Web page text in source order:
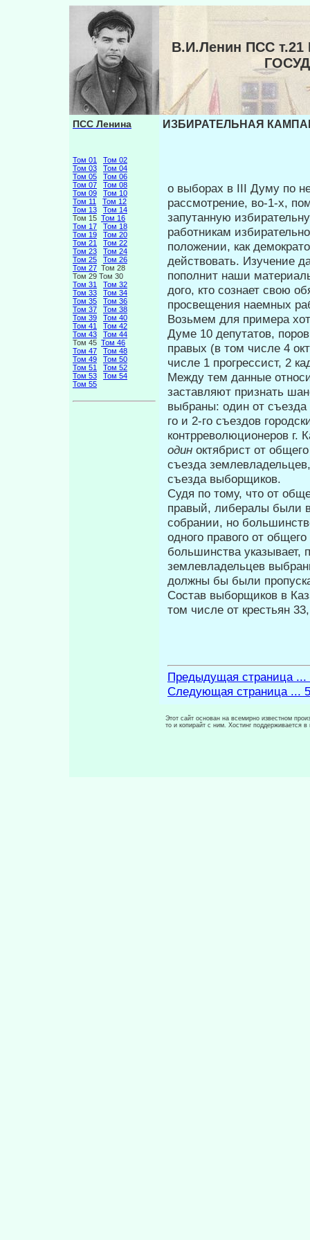
В.И.Ленин ПСС
ПСС Ленина
Том 01
Том 02
Том 03
Том 04
Том 05
Том 06
Том 07
Том 08
Том 09
Том 10
Том 11
Том 12
Том 13
Том 14
Том 15 Том 16
Том 17
Том 18
Том 19
Том 20
Том 21
Том 22
Том 23
Том 24
Том 25
Том 26
Том 27 Том 28
Том 29 Том 30
Том 31
Том 32
Том 33
Том 34
Том 35
Том 36
Том 37
Том 38
Том 39
Том 40
Том 41
Том 42
Том 43
Том 44
Том 45 Том 46
Том 47
Том 48
Том 49
Том 50
Том 51
Том 52
Том 53
Том 54
Том 55
ИЗБИРАТЕЛЬНАЯ
о выборах в III Думу по
рассмотрение, во-1-х,
запутанную
работникам
положении, как
действовать. Изучение
пополнит наши
дого, кто сознает свою
просвещения наемных
Возьмем для примера
Думе 10 депутатов,
правых (в том числе 4
числе 1 прогрессист, 2
Между тем данные
заставляют признать
выбраны: один от съезда
го и 2-го съездов
контрреволюционеров г.
один октябрист от
съезда
съезда выборщиков.
Судя по тому, что от
пра­вый, либералы были
собрании, но
одного правого от
большинства указывает,
землевладельцев
должны бы были
Состав выборщиков в
том числе от крестьян
Предыдущая страница ...
Следующая страница ...
Этот сайт основан на всемирно известном
то и копирайт с ним. Хостинг поддерживается